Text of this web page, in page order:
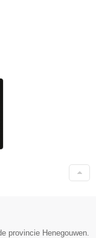
provincie Henegouwen.